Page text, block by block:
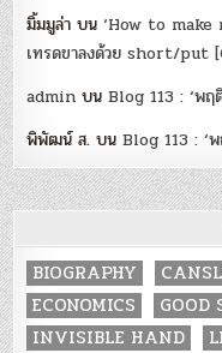
มิ้มมูล่า บน‘How to
เทรดขาลงด้วย short/put
admin บนBlog 113 : ‘พ
พิพัฒน์ ส. บนBlog 113 : ‘
BIOGRAPHY
ECONOMICS
GOOD
INVISIBLE HAND